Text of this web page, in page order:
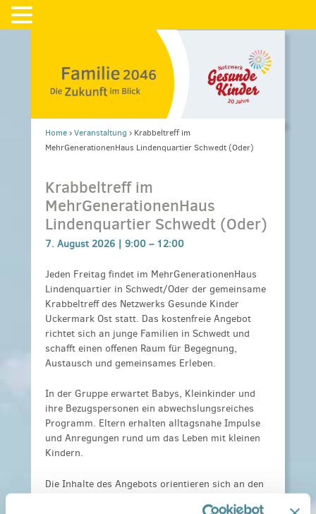
Home›Veranstaltung › Krabbeltreff im
MehrGenerationenHaus Lindenquartier Schwedt (Oder)
Krabbeltreff im
MehrGenerationenHaus
Lindenquartier Schwedt (Oder)
7. August 2026 | 9:00 – 12:00
Jeden Freitag findet im MehrGenerationenHaus
Lindenquartier in Schwedt/Oder der gemeinsame
Krabbeltreff des Netzwerks Gesunde Kinder
Uckermark Ost statt. Das kostenfreie Angebot
richtet sich an junge Familien in Schwedt und
schafft einen offenen Raum für Begegnung,
Austausch und gemeinsames Erleben.
In der Gruppe erwartet Babys, Kleinkinder und
ihre Bezugspersonen ein abwechslungsreiches
Programm. Eltern erhalten alltagsnahe Impulse
und Anregungen rund um das Leben mit kleinen
Kindern.
Die Inhalte des Angebots orientieren sich an den